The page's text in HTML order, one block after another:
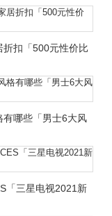
折扣「500元性价比
有哪些「男士6大风
「三星电视2021新